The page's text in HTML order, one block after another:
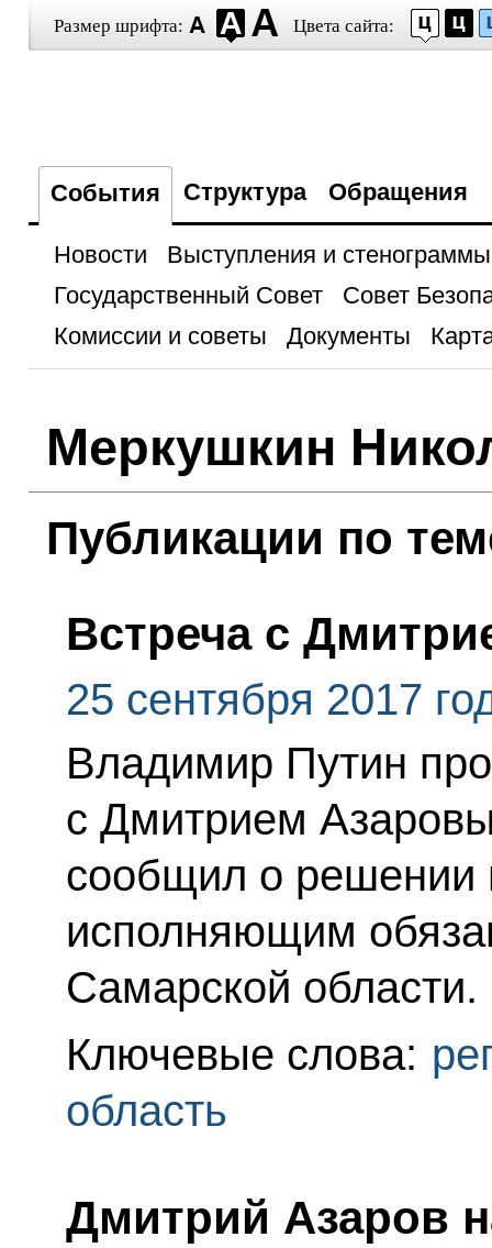
Размер шрифта: Цвета сайта:
События Структура Обращения
Новости
Выступления и стенограммы
Государственный Совет
Совет
Комиссии и советы
Документы
Меркушкин
Публикации по
Встреча с
25 сентября 2017
Владимир Путин
с Дмитрием
сообщил о решении
исполняющим
Самарской области.
Ключевые слова:
область
Дмитрий Азаров